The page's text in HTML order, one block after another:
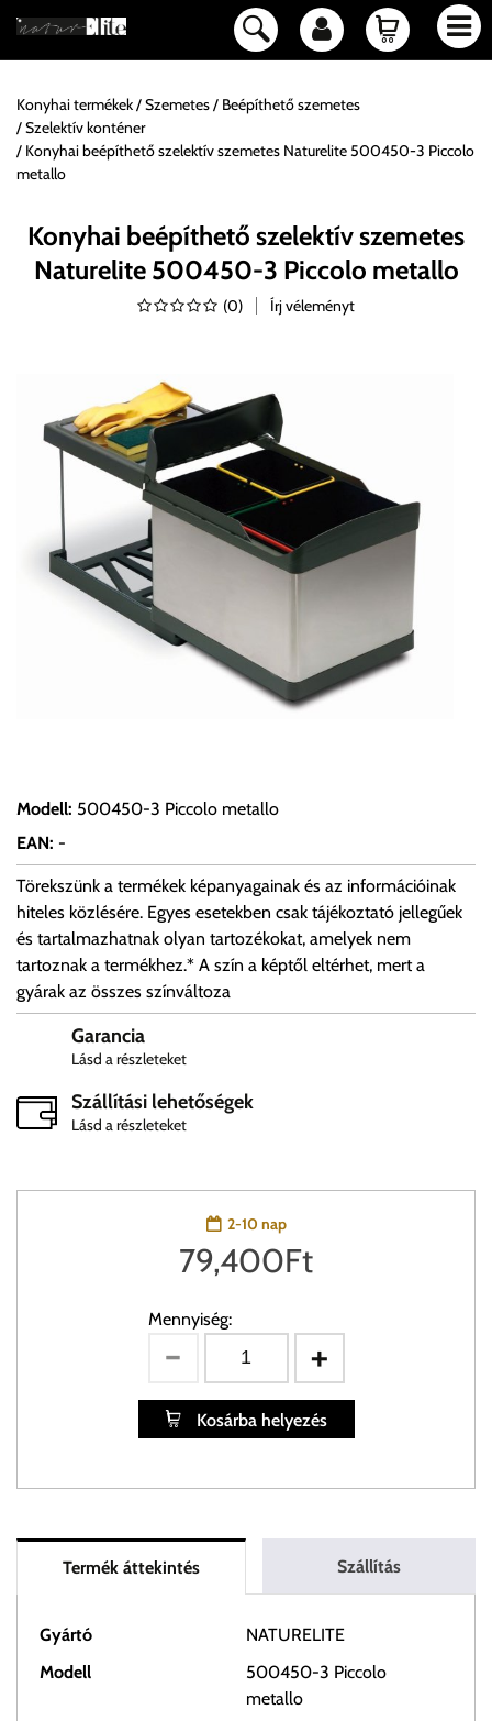
Konyhai termékek Szemetes
Beépíthető szemetes
Szelektív konténer
Konyhai beépíthető szelektív szemetes Naturelite 500450-3 Piccolo
metallo
Konyhai beépíthető szelektív szemetes
Naturelite 500450-3 Piccolo metallo
(0) Írj véleményt
Modell: 500450-3 Piccolo metallo
EAN: -
Törekszünk a termékek képanyagainak és az információinak
hiteles közlésére. Egyes esetekben csak tájékoztató jellegűek
és tartalmazhatnak olyan tartozékokat, amelyek nem
tartoznak a termékhez.* A szín a képtől eltérhet, mert a
gyárak az összes színváltoza
Garancia
Lásd a részleteket
Szállítási lehetőségek
Lásd a részleteket
2-10 nap
79,400Ft
Mennyiség:
Kosárba helyezés
Termék áttekintés Szállítás
Gyártó
NATURELITE
Modell
500450-3 Piccolo
metallo